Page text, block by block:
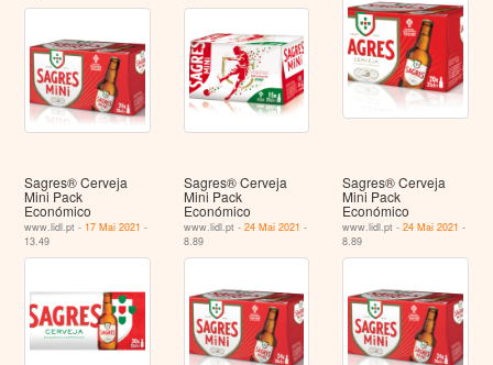
Sagres® Cerveja
Mini Pack
Económico
www.lidl.pt - 17 Mai 2021 -
13.49
Sagres® Cerveja
Mini Pack
Económico
www.lidl.pt - 24 Mai 2021 -
8.89
Sagres® Cerveja
Mini Pack
Económico
www.lidl.pt -24 Mai 2021 -
8.89